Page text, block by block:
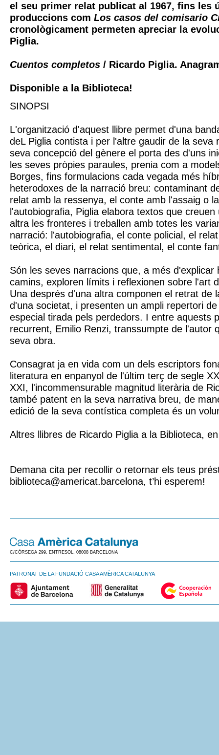
el seu primer relat publicat al 1967, fins les
produccions com Los casos del comisario
cronològicament permeten apreciar la
Piglia.
Cuentos completos / Ricardo Piglia.
Disponible a la Biblioteca!
SINOPSI
L'organització d'aquest llibre permet d'una
deL Piglia contista i per l'altre gaudir de la seva
seva concepció del gènere el porta des d'uns
les seves pròpies paraules, prenia com a
Borges, fins formulacions cada vegada més
heterodoxes de la narració breu: contaminant
relat amb la ressenya, el conte amb l'assaig o
l'autobiografia, Piglia elabora textos que
altra les fronteres i treballen amb totes les
narració: l'autobiografia, el conte policial, el
teòrica, el diari, el relat sentimental, el conte
Són les seves narracions que, a més d'explicar
camins, exploren límits i reflexionen sobre l'art
Una després d'una altra componen el retrat de
d'una societat, i presenten un ampli repertori
especial tirada pels perdedors. I entre aquests
recurrent, Emilio Renzi, transsumpte de l'autor
seva obra.
Consagrat ja en vida com un dels escriptors
literatura en enpanyol de l'últim terç de segle
XXI, l'incommensurable magnitud literària de
també patent en la seva narrativa breu, de
edició de la seva contística completa és un
Altres llibres de Ricardo Piglia a la Biblioteca,
Demana cita per recollir o retornar els teus
biblioteca@americat.barcelona, t’hi esperem!
C/CÒRSEGA 299, ENTRESOL. 08008 BARCELONA
PATRONAT DE LA FUNDACIÓ CASA AMÈRICA CATALUNYA